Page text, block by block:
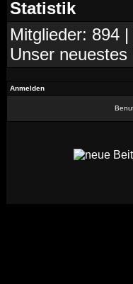
Statistik
Mitglieder: 894
Unser
Anmelden